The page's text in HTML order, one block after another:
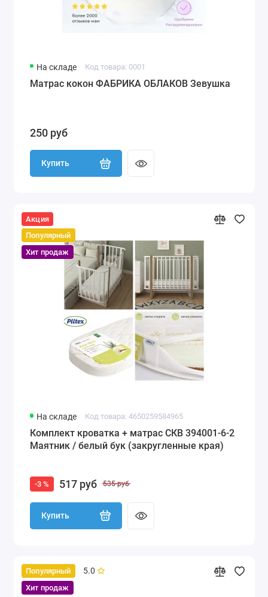
На складе Код товара: 0001
Матрас кокон ФАБРИКА ОБЛАКОВ Зевушка
250 руб
Купить
Акция
Популярный
Хит продаж
На складе Код товара: 4650259584965
Комплект кроватка + матрас СКВ 394001-6-2
Маятник / белый бук (закругленные края)
-3 % 517 руб 535 руб
Купить
Популярный
Хит продаж
5.0